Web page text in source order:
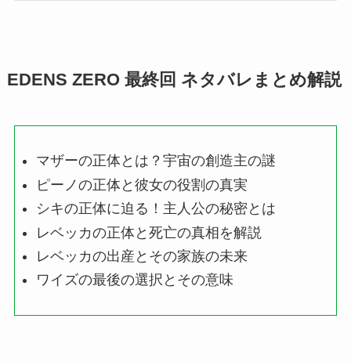
EDENS ZERO 最終回 ネタバレまとめ解説
マザーの正体とは？宇宙の創造主の謎
ピーノの正体と彼女の役割の真実
シキの正体に迫る！主人公の秘密とは
レベッカの正体と死亡の真相を解説
レベッカの出産とその家族の未来
ワイズの最後の選択とその意味